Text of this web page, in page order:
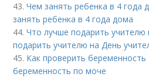
43.Чем занять ребенка в 4 года
занять ребенка в 4 года дома
44.Что лучше подарить учителю
подарить учителю на День
45. Как проверить
беременность по моче